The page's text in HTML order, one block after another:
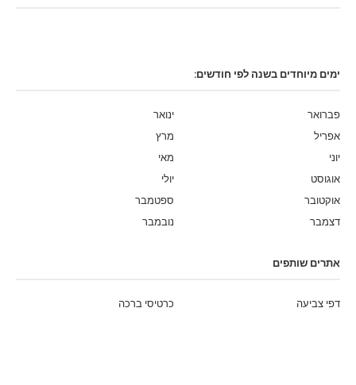
ימים מיוחדים בשנה לפי חודשים:
ינואר
פברואר
מרץ
אפריל
מאי
יוני
יולי
אוגוסט
ספטמבר
אוקטובר
נובמבר
דצמבר
אתרים שותפים
כרטיסי ברכה דפי צביעה